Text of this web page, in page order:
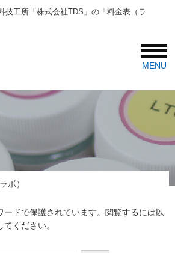
技工所「株式会社TDS」の「料金表（ラ
ボ）
ードで保護されています。閲覧するには以
ください。